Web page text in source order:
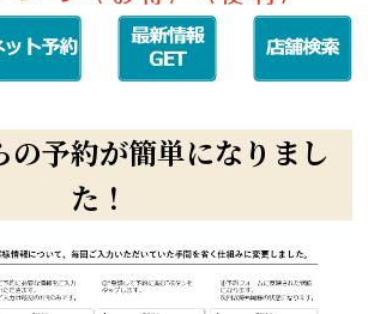
の予約が簡単になりまし
た！